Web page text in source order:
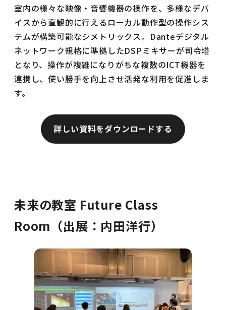
室内の様々な映像・音響機器の操作を、多様なデバ
イスから直観的に行えるローカル動作型の操作シス
テムが構築可能なシメトリックス。Danteデジタル
ネットワーク規格に準拠したDSPミキサーが司令塔
となり、操作が複雑になりがちな複数のICT機器を
連携し、使い勝手を向上させ活発な利用を促進しま
す。
詳しい資料をダウンロードする
未来の教室 Future Class
Room（出展：内田洋行）